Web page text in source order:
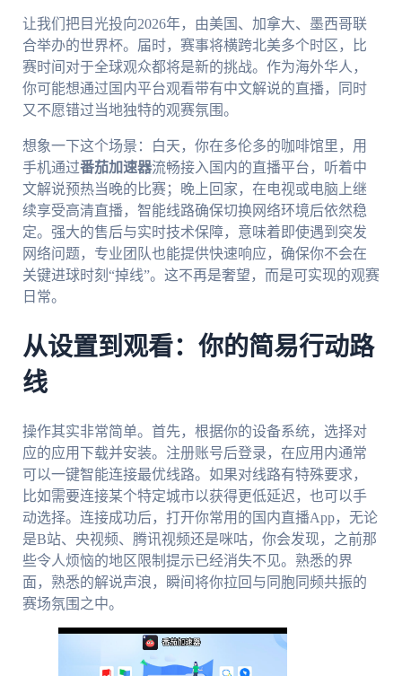
让我们把目光投向2026年，由美国、加拿大、墨西哥联
合举办的世界杯。届时，赛事将横跨北美多个时区，比
赛时间对于全球观众都将是新的挑战。作为海外华人，
你可能想通过国内平台观看带有中文解说的直播，同时
又不愿错过当地独特的观赛氛围。
想象一下这个场景：白天，你在多伦多的咖啡馆里，用
手机通过番茄加速器流畅接入国内的直播平台，听着中
文解说预热当晚的比赛；晚上回家，在电视或电脑上继
续享受高清直播，智能线路确保切换网络环境后依然稳
定。强大的售后与实时技术保障，意味着即使遇到突发
网络问题，专业团队也能提供快速响应，确保你不会在
关键进球时刻“掉线”。这不再是奢望，而是可实现的观赛
日常。
从设置到观看：你的简易行动路
线
操作其实非常简单。首先，根据你的设备系统，选择对
应的应用下载并安装。注册账号后登录，在应用内通常
可以一键智能连接最优线路。如果对线路有特殊要求，
比如需要连接某个特定城市以获得更低延迟，也可以手
动选择。连接成功后，打开你常用的国内直播App，无论
是B站、央视频、腾讯视频还是咪咕，你会发现，之前那
些令人烦恼的地区限制提示已经消失不见。熟悉的界
面，熟悉的解说声浪，瞬间将你拉回与同胞同频共振的
赛场氛围之中。